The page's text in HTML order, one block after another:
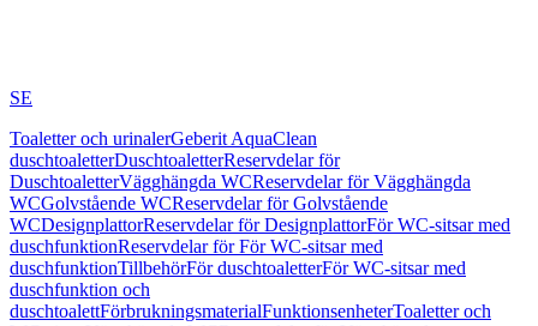
SE
Toaletter och urinalerGeberit AquaClean
duschtoaletterDuschtoaletterReservdelar för
DuschtoaletterVägghängda WCReservdelar för Vägghängda
WCGolvstående WCReservdelar för Golvstående
WCDesignplattorReservdelar för DesignplattorFör WC-sitsar med
duschfunktionReservdelar för För WC-sitsar med
duschfunktionTillbehörFör duschtoaletterFör WC-sitsar med
duschfunktion och
duschtoalettFörbrukningsmaterialFunktionsenheterToaletter och